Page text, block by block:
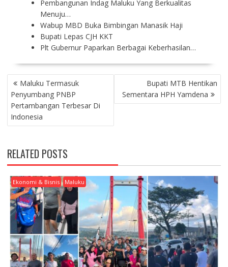
Pembangunan Indag Maluku Yang Berkualitas
Menuju…
Wabup MBD Buka Bimbingan Manasik Haji
Bupati Lepas CJH KKT
Plt Gubernur Paparkan Berbagai Keberhasilan…
P
O
S
T
N
V
I
G
A
T
O
Maluku Termasuk
Penyumbang PNBP
Pertambangan Terbesar Di
Indonesia
Bupati MTB Hentikan
Sementara HPH Yamdena
RELATED POSTS
Ekonomi & Bisnis Maluku